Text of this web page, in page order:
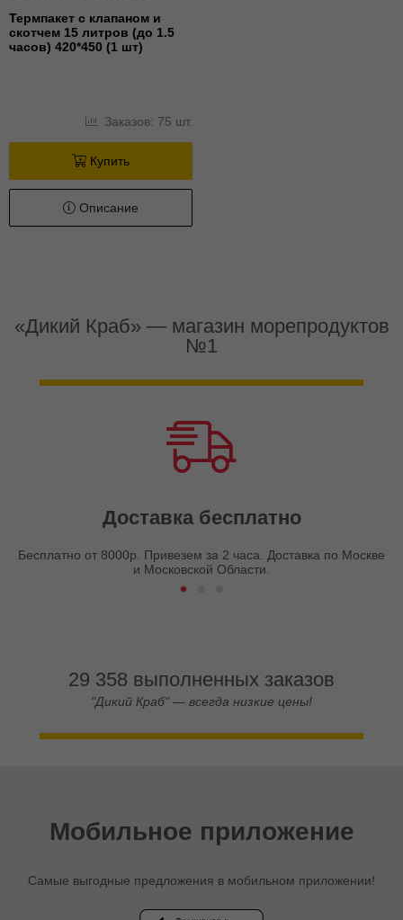
Термпакет с клапаном и
скотчем 15 литров (до 1.5
часов) 420*450 (1 шт)
Заказов: 75 шт.
Купить
Описание
«Дикий Краб» — магазин морепродуктов
№1
Доставка бесплатно
Бесплатно от 8000р. Привезем за 2 часа. Доставка по Москве
и Московской Области.
29 358 выполненных заказов
"Дикий Краб" — всегда низкие цены!
Мобильное приложение
Самые выгодные предложения в мобильном приложении!